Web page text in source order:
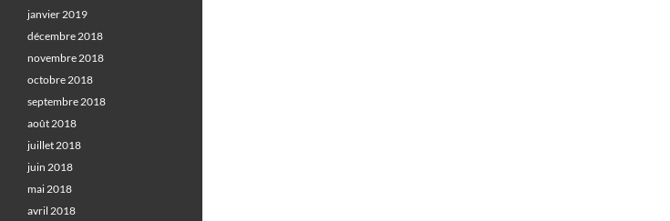
janvier 2019
décembre 2018
novembre 2018
octobre 2018
septembre 2018
août 2018
juillet 2018
juin 2018
mai 2018
avril 2018